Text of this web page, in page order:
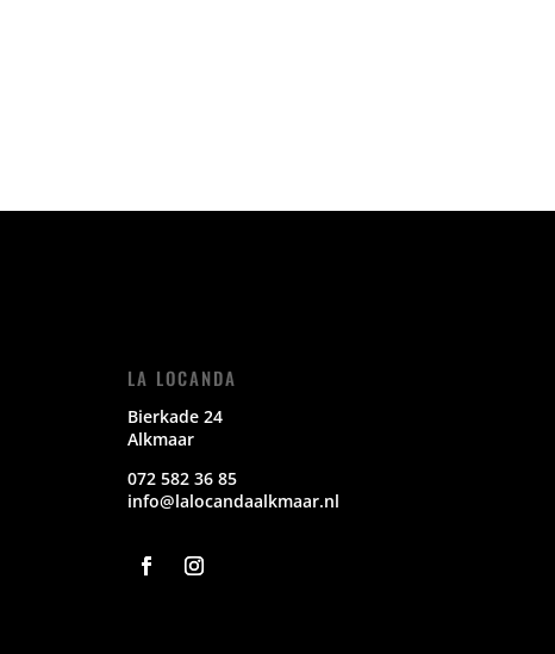
LA LOCANDA
Bierkade 24
Alkmaar
072 582 36 85
info@lalocandaalkmaar.nl